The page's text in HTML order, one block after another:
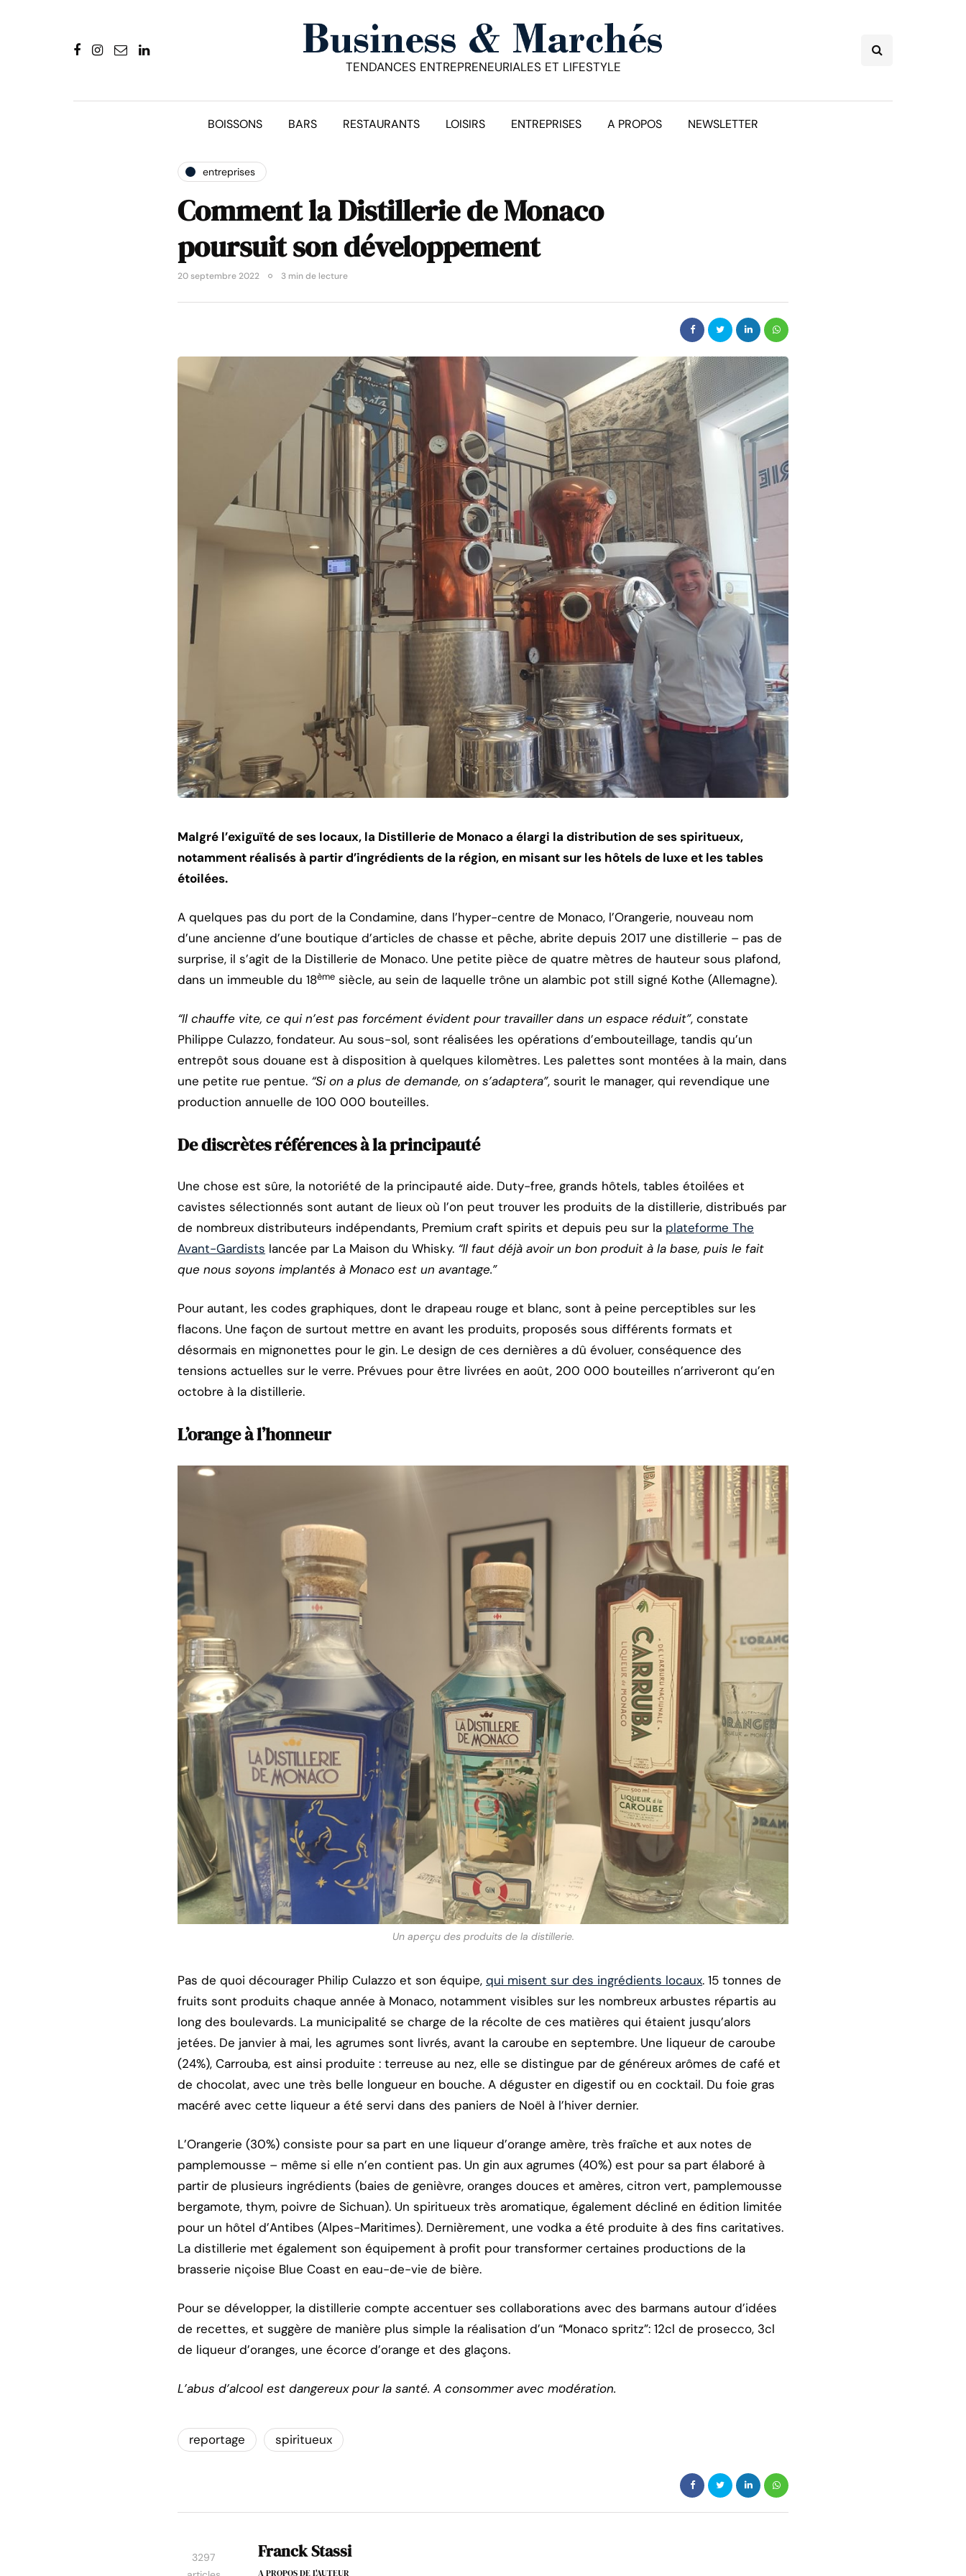
TENDANCES ENTREPRENEURIALES ET LIFESTYLE
BOISSONS BARS RESTAURANTS LOISIRS ENTREPRISES A PROPOS NEWSLETTER
entreprises
Comment la Distillerie de Monaco
poursuit son développement
20 septembre 2022 3 min de lecture
Malgré l’exiguïté de ses locaux, la Distillerie de Monaco a élargi la distribution de ses spiritueux,
notamment réalisés à partir d’ingrédients de la région, en misant sur les hôtels de luxe et les tables
étoilées.
A quelques pas du port de la Condamine, dans l’hyper-centre de Monaco, l’Orangerie, nouveau nom
d’une ancienne d’une boutique d’articles de chasse et pêche, abrite depuis 2017 une distillerie – pas de
surprise, il s’agit de la Distillerie de Monaco. Une petite pièce de quatre mètres de hauteur sous plafond,
dans un immeuble du 18ème siècle, au sein de laquelle trône un alambic pot still signé Kothe (Allemagne).
“Il chauffe vite, ce qui n’est pas forcément évident pour travailler dans un espace réduit”, constate
Philippe Culazzo, fondateur. Au sous-sol, sont réalisées les opérations d’embouteillage, tandis qu’un
entrepôt sous douane est à disposition à quelques kilomètres. Les palettes sont montées à la main, dans
une petite rue pentue. “Si on a plus de demande, on s’adaptera”, sourit le manager, qui revendique une
production annuelle de 100 000 bouteilles.
De discrètes références à la principauté
Une chose est sûre, la notoriété de la principauté aide. Duty-free, grands hôtels, tables étoilées et
cavistes sélectionnés sont autant de lieux où l’on peut trouver les produits de la distillerie, distribués par
de nombreux distributeurs indépendants, Premium craft spirits et depuis peu sur la plateforme The
Avant-Gardists lancée par La Maison du Whisky. “Il faut déjà avoir un bon produit à la base, puis le fait
que nous soyons implantés à Monaco est un avantage.”
Pour autant, les codes graphiques, dont le drapeau rouge et blanc, sont à peine perceptibles sur les
flacons. Une façon de surtout mettre en avant les produits, proposés sous différents formats et
désormais en mignonettes pour le gin. Le design de ces dernières a dû évoluer, conséquence des
tensions actuelles sur le verre. Prévues pour être livrées en août, 200 000 bouteilles n’arriveront qu’en
octobre à la distillerie.
L’orange à l’honneur
Un aperçu des produits de la distillerie.
Pas de quoi décourager Philip Culazzo et son équipe, qui misent sur des ingrédients locaux. 15 tonnes de
fruits sont produits chaque année à Monaco, notamment visibles sur les nombreux arbustes répartis au
long des boulevards. La municipalité se charge de la récolte de ces matières qui étaient jusqu’alors
jetées. De janvier à mai, les agrumes sont livrés, avant la caroube en septembre. Une liqueur de caroube
(24%), Carrouba, est ainsi produite : terreuse au nez, elle se distingue par de généreux arômes de café et
de chocolat, avec une très belle longueur en bouche. A déguster en digestif ou en cocktail. Du foie gras
macéré avec cette liqueur a été servi dans des paniers de Noël à l’hiver dernier.
L’Orangerie (30%) consiste pour sa part en une liqueur d’orange amère, très fraîche et aux notes de
pamplemousse – même si elle n’en contient pas. Un gin aux agrumes (40%) est pour sa part élaboré à
partir de plusieurs ingrédients (baies de genièvre, oranges douces et amères, citron vert, pamplemousse
bergamote, thym, poivre de Sichuan). Un spiritueux très aromatique, également décliné en édition limitée
pour un hôtel d’Antibes (Alpes-Maritimes). Dernièrement, une vodka a été produite à des fins caritatives.
La distillerie met également son équipement à profit pour transformer certaines productions de la
brasserie niçoise Blue Coast en eau-de-vie de bière.
Pour se développer, la distillerie compte accentuer ses collaborations avec des barmans autour d’idées
de recettes, et suggère de manière plus simple la réalisation d’un “Monaco spritz”: 12cl de prosecco, 3cl
de liqueur d’oranges, une écorce d’orange et des glaçons.
L’abus d’alcool est dangereux pour la santé. A consommer avec modération.
reportage spiritueux
3297
Franck Stassi
A PROPOS DE L'AUTEUR